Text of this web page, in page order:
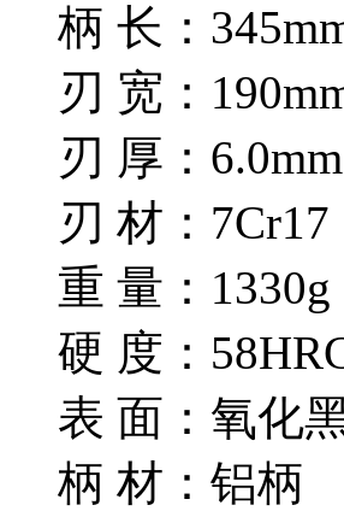
柄 长：
刃 宽：
刃 厚：6.0mm
刃 材：7Cr17
重 量：
硬 度：
表 面：氧化
柄 材：铝柄